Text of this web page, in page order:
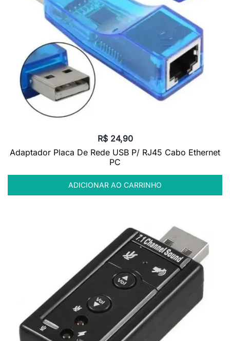
R$24,90
Adaptador Placa De Rede USB P/ RJ45 Cabo Ethernet
PC
ADICIONAR AO CARRINHO